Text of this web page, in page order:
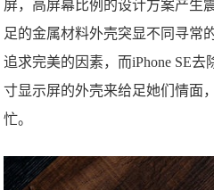
屏，高屏幕比例的设计方案产生
足的金属材料外壳突显不同寻常
追求完美的因素，而iPhone SE
寸显示屏的外壳来给足她们情面
忙。